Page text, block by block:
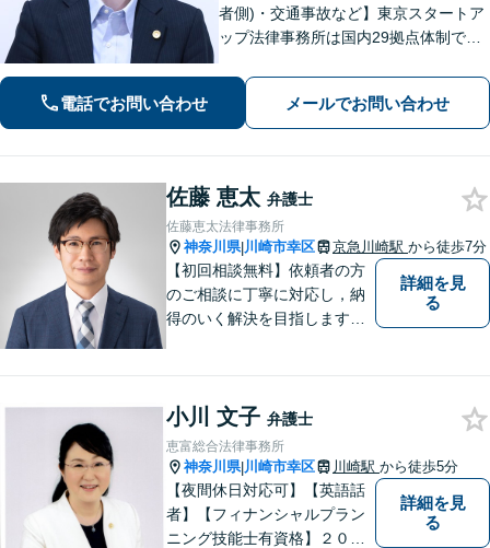
者側)・交通事故など】東京スタートア
ップ法律事務所は国内29拠点体制で全
対応(法律相談は完全予約制)】各分野で
専門性の高い弁護士が寄り添い解決を
サポートします。
電話でお問い合わせ メールでお問い合わせ
佐藤 恵太 弁護士
佐藤恵太法律事務所
神奈川県|川崎市幸区 京急川崎駅 から徒歩7分
【初回相談無料】依頼者の方
のご相談に丁寧に対応し，納
得のいく解決を目指します。
詳細を見
る
小川 文子 弁護士
恵富総合法律事務所
神奈川県|川崎市幸区 川崎駅 から徒歩5分
【夜間休日対応可】【英語話
者】【フィナンシャルプラン
ニング技能士有資格】２０年
詳細を見
る